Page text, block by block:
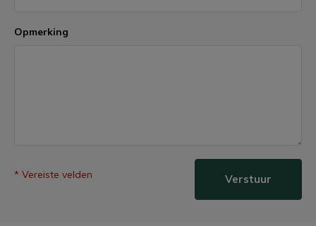
Opmerking
* Vereiste velden Verstuur